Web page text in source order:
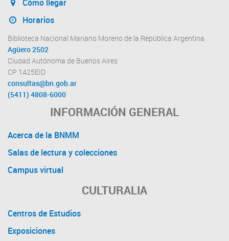
Cómo llegar
Horarios
Biblioteca Nacional Mariano Moreno de la República Argentina
Agüero 2502
Ciudad Autónoma de Buenos Aires
CP 1425EID
consultas@bn.gob.ar
(5411) 4808-6000
INFORMACIÓN GENERAL
Acerca de la BNMM
Salas de lectura y colecciones
Campus virtual
CULTURALIA
Centros de Estudios
Exposiciones